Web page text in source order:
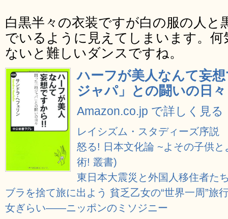
白黒半々の衣装ですが白の服の人と
でいるように見えてしまいます。
ないと難しいダンスですね。
ハーフが美人なんて妄
ジャパ」との闘いの日
Amazon.co.jp で詳しく見る
レイシズム・スタディーズ序説
怒る! 日本文化論 ~よその子供
術! 叢書)
東日本大震災と外国人移住者た
ブラを捨て旅に出よう 貧乏乙女の“世界一周”旅
女ぎらい――ニッポンのミソジニー